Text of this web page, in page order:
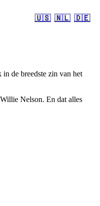
🇺🇸 🇳🇱 🇩🇪
de breedste zin van het
Nelson. En dat alles